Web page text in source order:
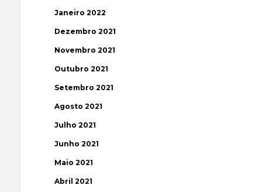
Janeiro 2022
Dezembro 2021
Novembro 2021
Outubro 2021
Setembro 2021
Agosto 2021
Julho 2021
Junho 2021
Maio 2021
Abril 2021